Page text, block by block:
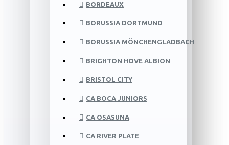
BORDEAUX
BORUSSIA DORTMUND
BORUSSIA MÖNCHENGLADBACH
BRIGHTON HOVE ALBION
BRISTOL CITY
CA BOCA JUNIORS
CA OSASUNA
CA RIVER PLATE